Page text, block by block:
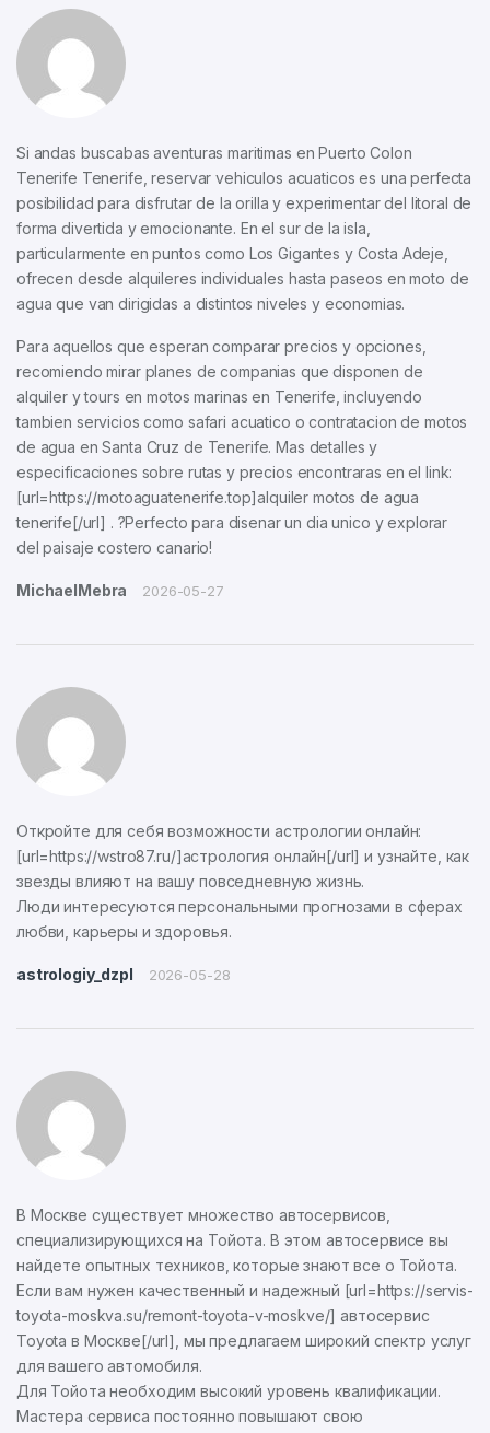
Si andas buscabas aventuras maritimas en Puerto Colon
Tenerife Tenerife, reservar vehiculos acuaticos es una perfecta
posibilidad para disfrutar de la orilla y experimentar del litoral de
forma divertida y emocionante. En el sur de la isla,
particularmente en puntos como Los Gigantes y Costa Adeje,
ofrecen desde alquileres individuales hasta paseos en moto de
agua que van dirigidas a distintos niveles y economias.
Para aquellos que esperan comparar precios y opciones,
recomiendo mirar planes de companias que disponen de
alquiler y tours en motos marinas en Tenerife, incluyendo
tambien servicios como safari acuatico o contratacion de motos
de agua en Santa Cruz de Tenerife. Mas detalles y
especificaciones sobre rutas y precios encontraras en el link:
[url=https://motoaguatenerife.top]alquiler motos de agua
tenerife[/url] . ?Perfecto para disenar un dia unico y explorar
del paisaje costero canario!
MichaelMebra 2026-05-27
Откройте для себя возможности астрологии онлайн:
[url=https://wstro87.ru/]астрология онлайн[/url] и узнайте, как
звезды влияют на вашу повседневную жизнь.
Люди интересуются персональными прогнозами в сферах
любви, карьеры и здоровья.
astrologiy_dzpl 2026-05-28
В Москве существует множество автосервисов,
специализирующихся на Тойота. В этом автосервисе вы
найдете опытных техников, которые знают все о Тойота.
Если вам нужен качественный и надежный [url=https://servis-
toyota-moskva.su/remont-toyota-v-moskve/] автосервис
Toyota в Москве[/url], мы предлагаем широкий спектр услуг
для вашего автомобиля.
Для Тойота необходим высокий уровень квалификации.
Мастера сервиса постоянно повышают свою